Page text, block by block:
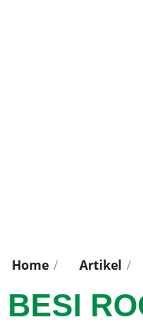
Home / Artikel /
BESI